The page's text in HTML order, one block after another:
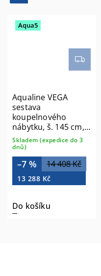
Aqua5
Aqualine VEGA
sestava
koupelnového
nábytku, š. 145 cm,
bílá/dub platin
VG073-02
Skladem (expedice do 3
dnů)
14 408 Kč
–7 %
13 288 Kč
Do košíku